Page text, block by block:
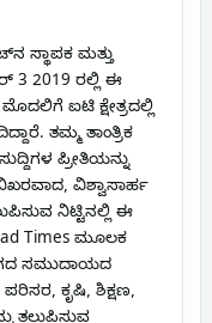
ಸ್ಥಾಪಕ ಮತ್ತು
3 2019 ರಲ್ಲಿ ಈ
ಐಟಿ ಕ್ಷೇತ್ರದಲ್ಲಿ
ತಮ್ಮ ತಾಂತ್ರಿಕ
ಪ್ರೀತಿಯನ್ನು
ವಿಶ್ವಾಸಾರ್ಹ
ನಿಟ್ಟಿನಲ್ಲಿ ಈ
Times ಮೂಲಕ
ಸಮುದಾಯದ
ಕೃಷಿ, ಶಿಕ್ಷಣ,